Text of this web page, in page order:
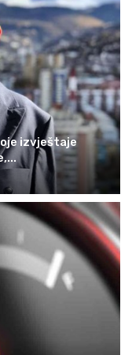
izvještaje